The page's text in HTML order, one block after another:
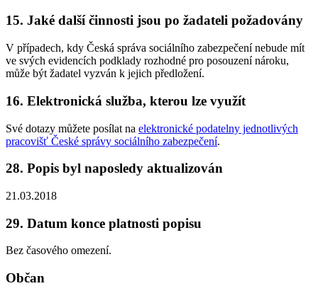
15. Jaké další činnosti jsou po žadateli požadovány
V případech, kdy Česká správa sociálního zabezpečení nebude mít
ve svých evidencích podklady rozhodné pro posouzení nároku,
může být žadatel vyzván k jejich předložení.
16. Elektronická služba, kterou lze využít
Své dotazy můžete posílat na elektronické podatelny jednotlivých
pracovišť České správy sociálního zabezpečení.
28. Popis byl naposledy aktualizován
21.03.2018
29. Datum konce platnosti popisu
Bez časového omezení.
Občan